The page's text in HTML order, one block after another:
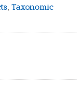
,Taxonomic